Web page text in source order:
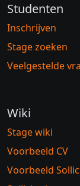
Studenten
Inschrijven
Stage zoeken
Veelgestelde
Wiki
Stage wiki
Voorbeeld CV
Voorbeeld